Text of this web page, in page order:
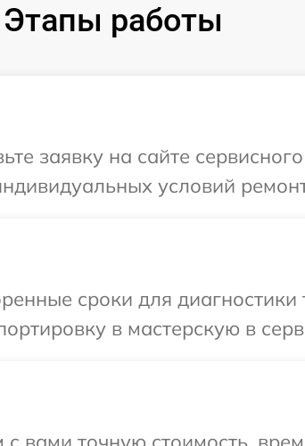
Этапы работы
заявку на сайте
условий
сроки для диагностики
в мастерскую в